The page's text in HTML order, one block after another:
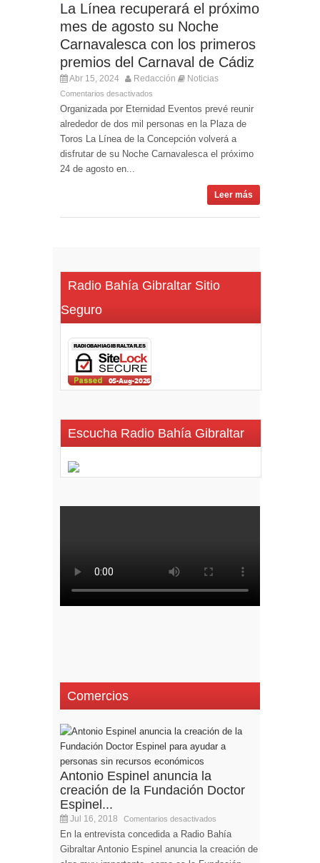
La Línea recuperará el próximo
mes de agosto su Noche
Carnavalesca con los primeros
premios del Carnaval de Cádiz
Abr 15, 2024 Redacción Noticias
Comentarios desactivados
Organizada por Eternidad Eventos prevé reunir
alrededor de dos mil personas en la Plaza de
Toros La Línea de la Concepción volverá a
disfrutar de su Noche Carnavalesca el próximo
24 de agosto en...
Leer más
Radio Bahía Gibraltar Sitio
Seguro
Escucha Radio Bahía Gibraltar
Comercios
Antonio Espinel anuncia la
creación de la Fundación Doctor
Espinel...
Jul 16, 2018 Comentarios desactivados
En la entrevista concedida a Radio Bahía
Gibraltar Antonio Espinel anuncia la creación de